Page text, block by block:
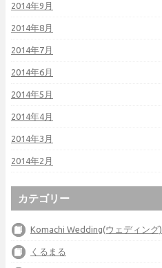
2014年9月
2014年8月
2014年7月
2014年6月
2014年5月
2014年4月
2014年3月
2014年2月
カテゴリー
Komachi Wedding(ウェディング)
くるまる